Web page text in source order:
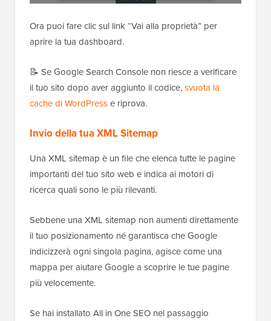
Ora puoi fare clic sul link “Vai alla proprietà” per
aprire la tua dashboard.
📝 Se Google Search Console non riesce a verificare
il tuo sito dopo aver aggiunto il codice,svuota la
cache di WordPresse riprova.
Invio della tua XML Sitemap
Una XML sitemap è un file che elenca tutte le pagine
importanti del tuo sito web e indica ai motori di
ricerca quali sono le più rilevanti.
Sebbene una XML sitemap non aumenti direttamente
il tuo posizionamento né garantisca che Google
indicizzerà ogni singola pagina, agisce come una
mappa per aiutare Google a scoprire le tue pagine
più velocemente.
Se hai installato All in One SEO nel passaggio